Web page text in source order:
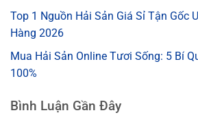
Top 1 Nguồn Hải Sản Giá Sỉ Tận Gốc
Hàng 2026
Mua Hải Sản Online Tươi Sống: 5 Bí
100%
Bình Luận Gần Đây